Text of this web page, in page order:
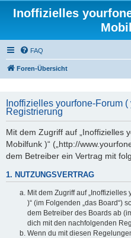
Inoffizielles
FAQ
Foren-Übersicht
Inoffizielles yourfone-Forum
Registrierung
Mit dem Zugriff auf „Inoffizielles
Mobilfunk )“ („http://
dem Betreiber ein Vertrag mit
1. NUTZUNGSVERTRAG
Mit dem Zugriff auf
)“ (im Folgenden „das Board“)
dem Betreiber des Boards ab
dich mit den nachfolgenden
Wenn du mit diesen